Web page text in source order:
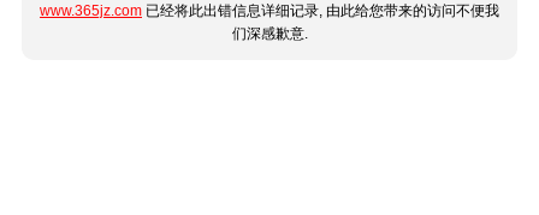
www.365jz.com 已经将此出错信息详细记录, 由此给您带来的访问不便我
们深感歉意.